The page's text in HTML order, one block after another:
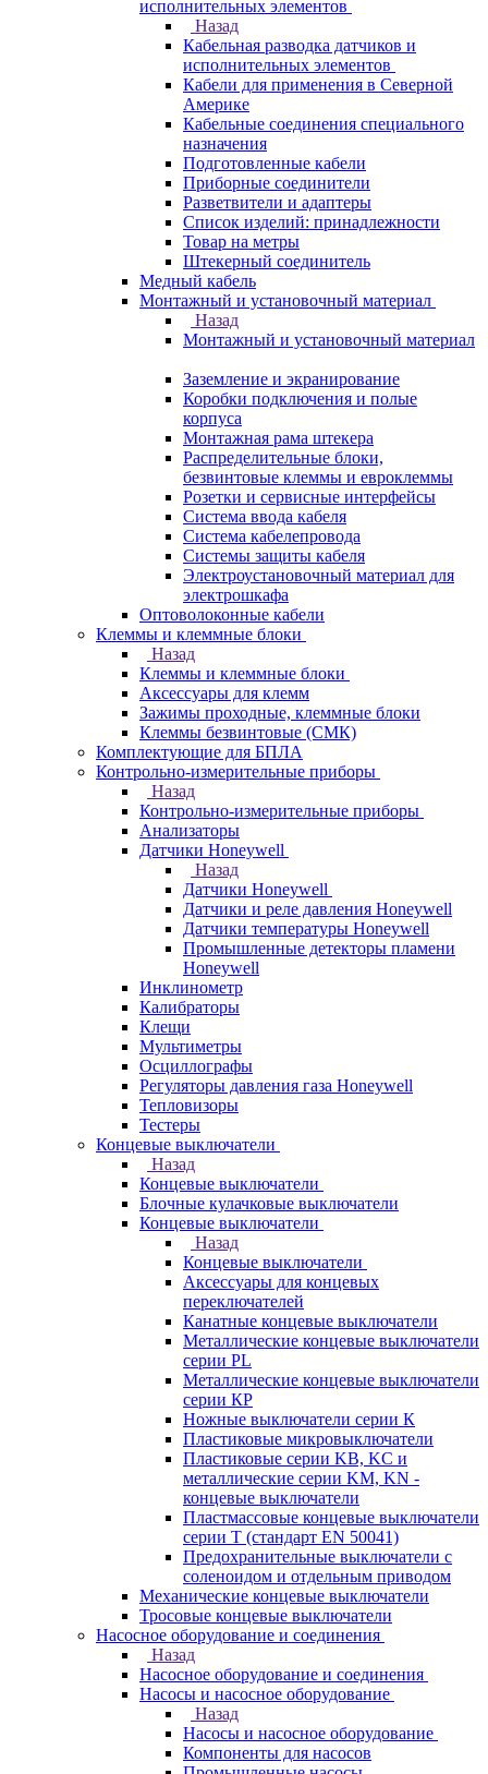
исполнительных элементов
Назад
Кабельная разводка датчиков и
исполнительных элементов
Кабели для применения в Северной
Америке
Кабельные соединения специального
назначения
Подготовленные кабели
Приборные соединители
Разветвители и адаптеры
Список изделий: принадлежности
Товар на метры
Штекерный соединитель
Медный кабель
Монтажный и установочный материал
Назад
Монтажный и установочный материал
Заземление и экранирование
Коробки подключения и полые
корпуса
Монтажная рама штекера
Распределительные блоки,
безвинтовые клеммы и евроклеммы
Розетки и сервисные интерфейсы
Система ввода кабеля
Система кабелепровода
Системы защиты кабеля
Электроустановочный материал для
электрошкафа
Оптоволоконные кабели
Клеммы и клеммные блоки
Назад
Клеммы и клеммные блоки
Аксессуары для клемм
Зажимы проходные, клеммные блоки
Клеммы безвинтовые (СМК)
Комплектующие для БПЛА
Контрольно-измерительные приборы
Назад
Контрольно-измерительные приборы
Анализаторы
Датчики Honeywell
Назад
Датчики Honeywell
Датчики и реле давления Honeywell
Датчики температуры Honeywell
Промышленные детекторы пламени
Honeywell
Инклинометр
Калибраторы
Клещи
Мультиметры
Осциллографы
Регуляторы давления газа Honeywell
Тепловизоры
Тестеры
Концевые выключатели
Назад
Концевые выключатели
Блочные кулачковые выключатели
Концевые выключатели
Назад
Концевые выключатели
Аксессуары для концевых
переключателей
Канатные концевые выключатели
Металлические концевые выключатели
серии PL
Металлические концевые выключатели
серии КP
Ножные выключатели серии К
Пластиковые микровыключатели
Пластиковые серии KB, KC и
металлические серии KM, KN -
концевые выключатели
Пластмассовые концевые выключатели
серии T (стандарт EN 50041)
Предохранительные выключатели с
соленоидом и отдельным приводом
Механические концевые выключатели
Тросовые концевые выключатели
Насосное оборудование и соединения
Назад
Насосное оборудование и соединения
Насосы и насосное оборудование
Назад
Насосы и насосное оборудование
Компоненты для насосов